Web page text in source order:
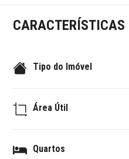
CARACTERÍSTICAS
Tipo do Imóvel
Área Útil
Quartos